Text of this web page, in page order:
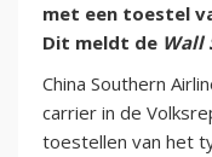
met een toestel
Dit meldt de Wall
China Southern
carrier in de
toestellen van het